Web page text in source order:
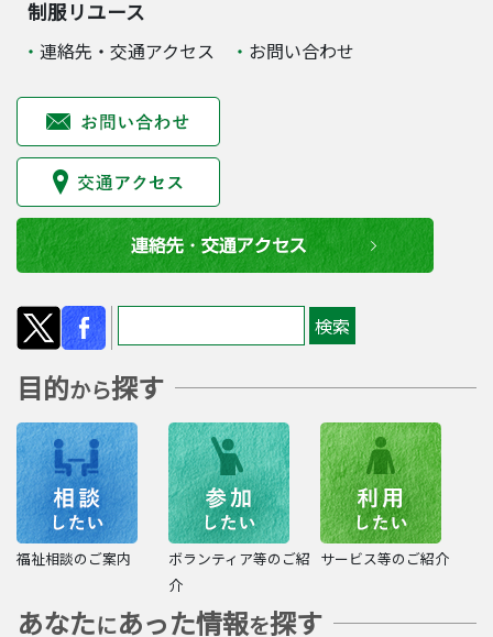
制服リユース
連絡先・交通アクセス お問い合わせ
目的から探す
福祉相談のご案内
ボランティア等のご紹
介
サービス等のご紹介
あなたにあった情報を探す